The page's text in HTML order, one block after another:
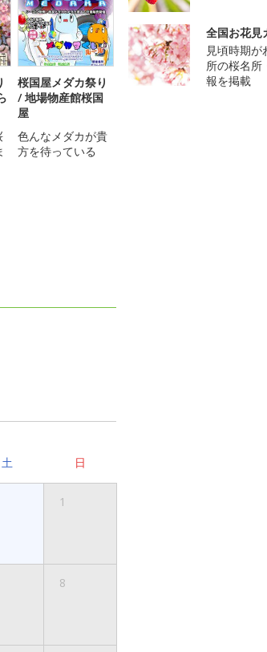
桜国屋メダカ祭り
/ 地場物産館桜国
屋
色んなメダカが貴
方を待っている
土 日
1
8
全国お花見
見頃時期
所の桜名所
報を掲載